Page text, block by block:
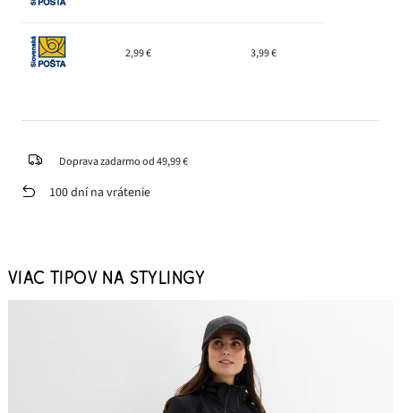
2,99 € 3,99 €
Doprava zadarmo od 49,99 €
100 dní na vrátenie
VIAC TIPOV NA STYLINGY